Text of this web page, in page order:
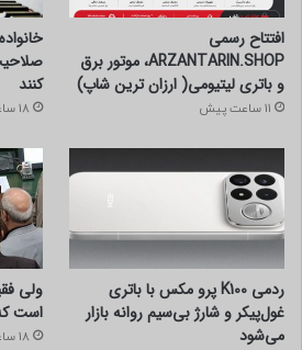
افتتاح رسمی
ARZANTARIN.SHOP، موتور برق
و باتری لیتیومی( ارزان ترین شاپ)
11 ساعت پیش
کنند
18 ساعت پیش
ردمی K100 پرو مکس با باتری
غول‌پیکر و شارژ بی‌سیم روانه بازار
می‌شود
ولی
است
18 ساعت پیش